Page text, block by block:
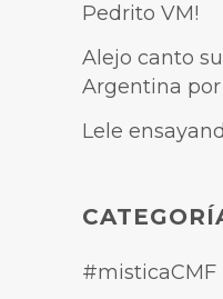
Pedrito VM!
Alejo canto
Argentina
Lele
#misticaCMF